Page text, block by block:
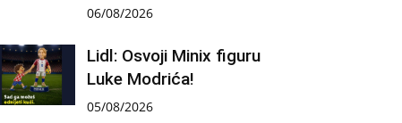
06/08/2026
Lidl: Osvoji Minix figuru
Luke Modrića!
05/08/2026